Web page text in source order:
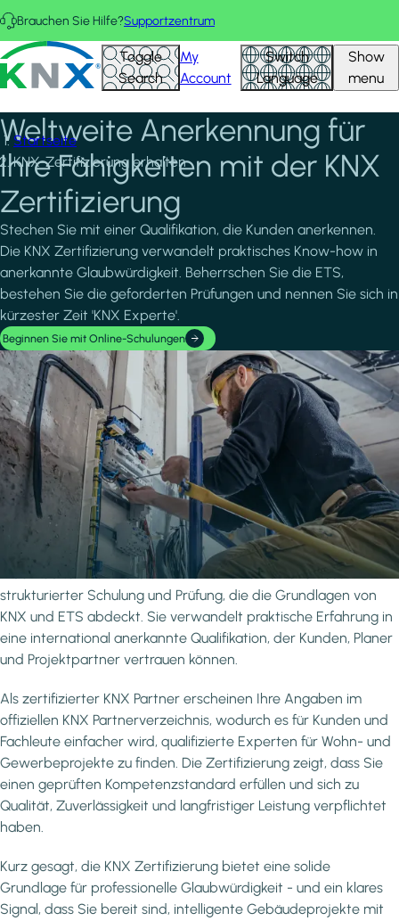
Direkt zum Inhalt
Brauchen Sie Hilfe?Supportzentrum
KNX - Homepage Toggle
Search
My
Account
Switch
Language
Show
menu
Startseite
KNX-Zertifizierung erhalten
Weltweite Anerkennung für
Ihre Fähigkeiten mit der KNX
Zertifizierung
Stechen Sie mit einer Qualifikation, die Kunden anerkennen.
Die KNX Zertifizierung verwandelt praktisches Know-how in
anerkannte Glaubwürdigkeit. Beherrschen Sie die ETS,
bestehen Sie die geforderten Prüfungen und nennen Sie sich in
kürzester Zeit 'KNX Experte'.
Beginnen Sie mit Online-Schulungen
Warum zertifiziert werden?
Steigern Sie Ihren Bekanntheitsgrad und Ihre
Glaubwürdigkeit als anerkannter Fachmann
Die KNX Zertifizierung bestätigt, dass Sie über das Wissen und
die praktischen Fähigkeiten verfügen, um sicher mit dem KNX
Standard zu arbeiten - von der Systemplanung bis zur
Inbetriebnahme - validiert durch eine Kombination aus
strukturierter Schulung und Prüfung, die die Grundlagen von
KNX und ETS abdeckt. Sie verwandelt praktische Erfahrung in
eine international anerkannte Qualifikation, der Kunden, Planer
und Projektpartner vertrauen können.
Als zertifizierter KNX Partner erscheinen Ihre Angaben im
offiziellen KNX Partnerverzeichnis, wodurch es für Kunden und
Fachleute einfacher wird, qualifizierte Experten für Wohn- und
Gewerbeprojekte zu finden. Die Zertifizierung zeigt, dass Sie
einen geprüften Kompetenzstandard erfüllen und sich zu
Qualität, Zuverlässigkeit und langfristiger Leistung verpflichtet
haben.
Kurz gesagt, die KNX Zertifizierung bietet eine solide
Grundlage für professionelle Glaubwürdigkeit - und ein klares
Signal, dass Sie bereit sind, intelligente Gebäudeprojekte mit